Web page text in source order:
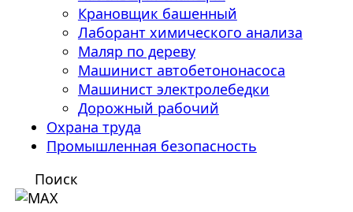
Крановщик башенный
Лаборант химического анализа
Маляр по дереву
Машинист автобетононасоса
Машинист электролебедки
Дорожный рабочий
Охрана труда
Промышленная безопасность
Поиск